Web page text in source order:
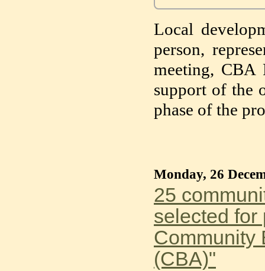
Local
person,
meeting, CBA
support of the
phase of the
Monday, 26
25
selected for
Community
(CBA)"